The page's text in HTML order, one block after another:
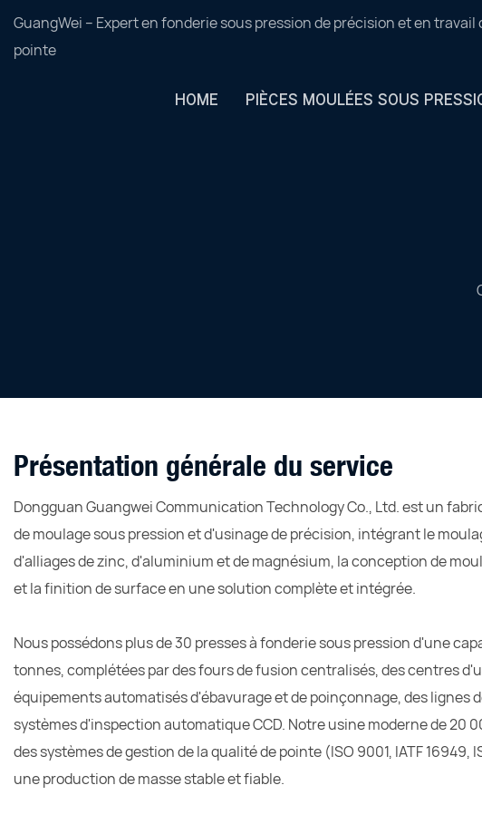
GuangWei – Expert en fonderie sous pression de précision et en travail
pointe
HOME PIÈCES MOULÉES SOUS
Présentation générale du service
Dongguan Guangwei Communication Technology Co., Ltd. est un
de moulage sous pression et d'usinage de précision, intégrant le
d'alliages de zinc, d'aluminium et de magnésium, la conception de
et la finition de surface en une solution complète et intégrée.
Nous possédons plus de 30 presses à fonderie sous pression d'une
tonnes, complétées par des fours de fusion centralisés, des centres
équipements automatisés d'ébavurage et de poinçonnage, des lignes
systèmes d'inspection automatique CCD. Notre usine moderne de 20
des systèmes de gestion de la qualité de pointe (ISO 9001, IATF 16949,
une production de masse stable et fiable.